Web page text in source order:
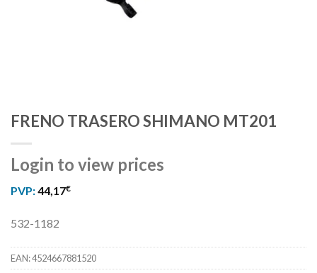
FRENO TRASERO SHIMANO MT201
Login to view prices
PVP:44,17€
532-1182
EAN:4524667881520